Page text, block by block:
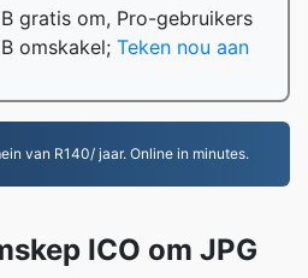
gratis om, Pro-gebruikers
omskakel; Teken nou aan
van R140/ jaar. Online in minutes.
ICO om JPG